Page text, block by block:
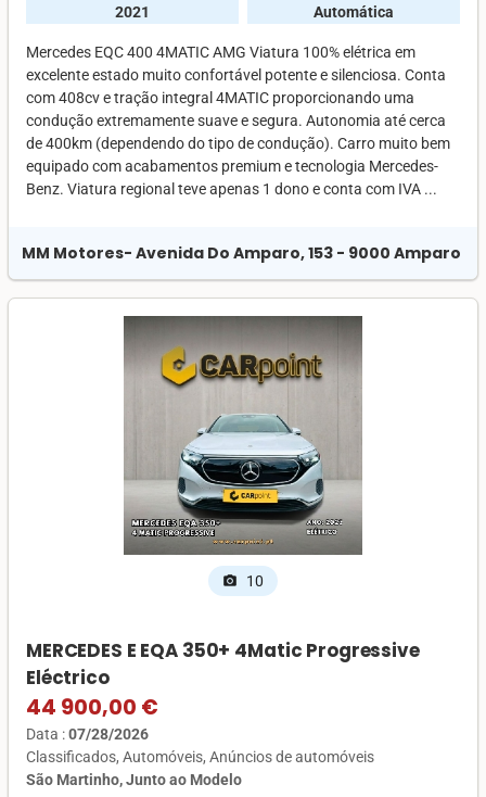
2021
Automática
Mercedes EQC 400 4MATIC AMG Viatura 100% elétrica em
excelente estado muito confortável potente e silenciosa. Conta
com 408cv e tração integral 4MATIC proporcionando uma
condução extremamente suave e segura. Autonomia até cerca
de 400km (dependendo do tipo de condução). Carro muito bem
equipado com acabamentos premium e tecnologia Mercedes-
Benz. Viatura regional teve apenas 1 dono e conta com IVA ...
MM Motores- Avenida Do Amparo, 153 - 9000 Amparo
photo_camera 10
MERCEDES E EQA 350+ 4Matic Progressive
Eléctrico
44 900,00 €
Data :07/28/2026
Classificados Automóveis Anúncios de automóveis
São Martinho, Junto ao Modelo